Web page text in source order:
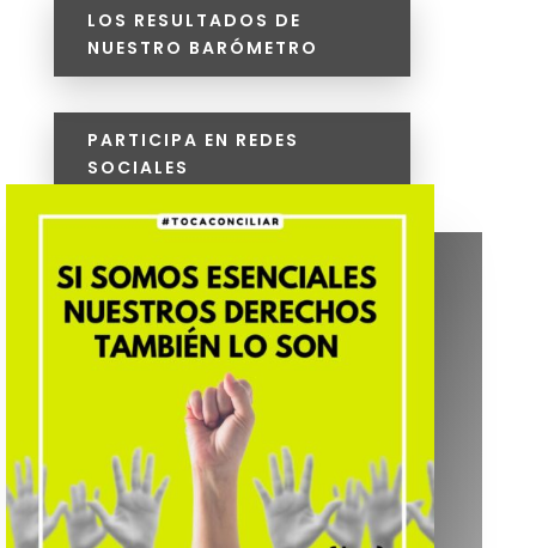
LOS RESULTADOS DE
NUESTRO BARÓMETRO
PARTICIPA EN REDES
SOCIALES